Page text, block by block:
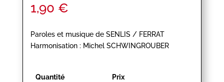
1,90 €
Paroles et musique de SENLIS / FERRAT
Harmonisation : Michel SCHWINGROUBER
Quantité Prix